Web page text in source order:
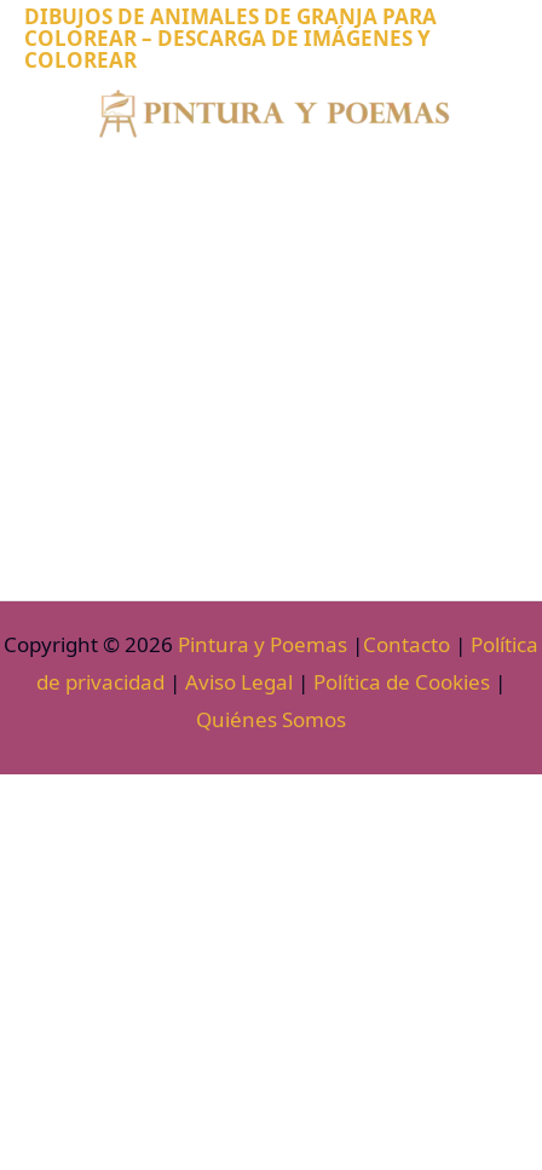
DIBUJOS DE ANIMALES DE GRANJA PARA
COLOREAR – DESCARGA DE IMÁGENES Y
COLOREAR
Copyright © 2026 Pintura y Poemas |Contacto | Política
de privacidad | Aviso Legal | Política de Cookies |
Quiénes Somos